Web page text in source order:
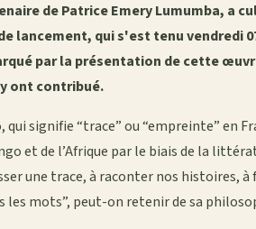
de Patrice Emery Lumumba, a
lancement, qui s'est tenu vendredi
par la présentation de cette
ont contribué.
signifie “trace” ou “empreinte” en
et de l’Afrique par le biais de la
une trace, à raconter nos histoires,
les mots”, peut-on retenir de sa